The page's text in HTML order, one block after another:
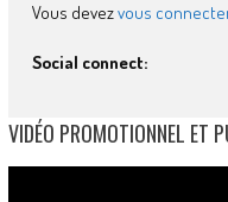
Vous devezvous
Social connect:
VIDÉO PROMOTIONNEL ET